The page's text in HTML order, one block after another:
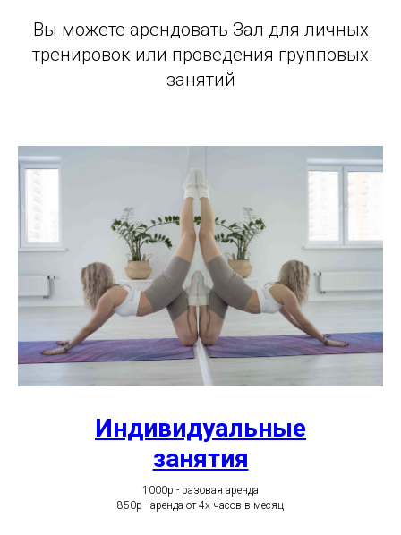
Вы можете арендовать Зал для личных
тренировок или проведения групповых
занятий
Индивидуальные
занятия
1000р - разовая аренда
850р - аренда от 4х часов в месяц